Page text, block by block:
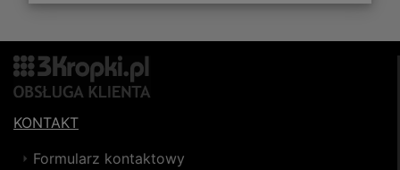
KONTAKT
Formularz kontaktowy